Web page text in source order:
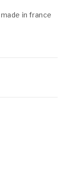
in france